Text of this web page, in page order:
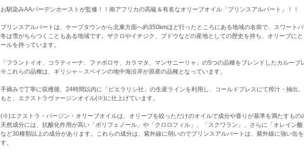
お馴染みAAバーデンホーストが監修！！南アフリカの高級＆有名なオリーブオイル「プリンスアルバート」！！
プリンスアルバートは、ケープタウンから北東方面へ約350kmほど行ったところにある地域の名前で、スワートバ
冬は雪がちらつくこともある地域です。ザクロやイチジク、ブドウなどの産地としての歴史を持ち、オリーブに
ールを持っています。
「フラントイオ、コラティーナ、ファボロサ、カラマタ、マンサニーリャ」の5つの品種をブレンドしたカルーブ
※これらの品種は、ギリシャ～スペインの地中海沿岸が原産の品種となっています。
手摘みで丁寧に収穫後、24時間以内に「ビエラリシ社」の生産ラインを利用し、コールドプレスにて搾汁・抽出
もと、エクストラヴァージンオイル(※)に仕上げています。
(※)エクストラ・バージン・オリーブオイルは、オリーブを絞っただけのオイルで成分や香りが基準を満たすもの
天然成分には、抗酸化作用が高い「ポリフェノール」や「クロロフィル」、「スクワラン」、さらに「オレイン酸
など30種類以上の成分があります。これらの成分は、紫外線に弱いのでプリンスアルバートは、紫外線に強い缶
す。